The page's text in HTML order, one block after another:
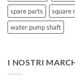
spare parts
square
water pump shaft
I NOSTRI